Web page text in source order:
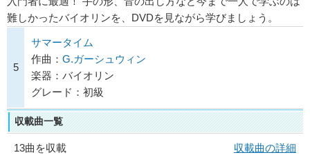
難しかったバイオリンを、DVDを見ながら学びましょう。
5
サマータイム
作曲： G.ガーシュウィン
楽器：バイオリン
グレード：初級
収載曲一覧
13曲を収載
収載曲の詳細